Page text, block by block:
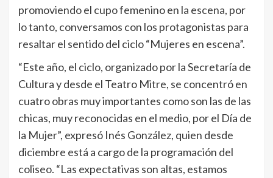
promoviendo el cupo femenino en la escena, por
lo tanto, conversamos con los protagonistas para
resaltar el sentido del ciclo “Mujeres en escena”.
“Este año, el ciclo, organizado por la Secretaría de
Cultura y desde el Teatro Mitre, se concentró en
cuatro obras muy importantes como son las de las
chicas, muy reconocidas en el medio, por el Día de
la Mujer”, expresó Inés González, quien desde
diciembre está a cargo de la programación del
coliseo. “Las expectativas son altas, estamos